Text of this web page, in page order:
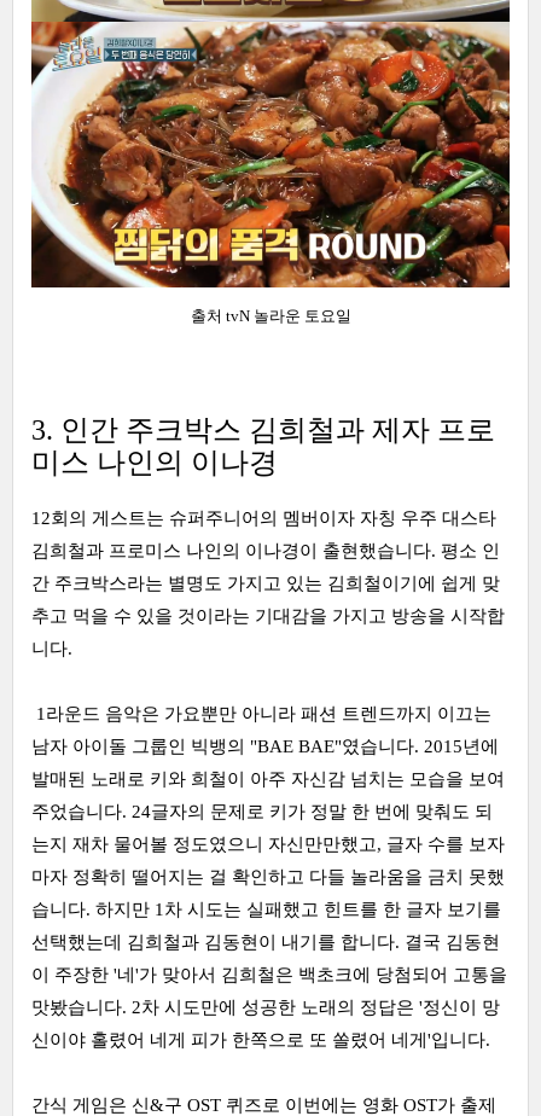
출처 tvN 놀라운 토요일
3. 인간 주크박스 김희철과 제자 프로
미스 나인의 이나경
12회의 게스트는 슈퍼주니어의 멤버이자 자칭 우주 대스타
김희철과 프로미스 나인의 이나경이 출현했습니다. 평소 인
간 주크박스라는 별명도 가지고 있는 김희철이기에 쉽게 맞
추고 먹을 수 있을 것이라는 기대감을 가지고 방송을 시작합
니다.
1라운드 음악은 가요뿐만 아니라 패션 트렌드까지 이끄는
남자 아이돌 그룹인 빅뱅의 "BAE BAE"였습니다. 2015년에
발매된 노래로 키와 희철이 아주 자신감 넘치는 모습을 보여
주었습니다. 24글자의 문제로 키가 정말 한 번에 맞춰도 되
는지 재차 물어볼 정도였으니 자신만만했고, 글자 수를 보자
마자 정확히 떨어지는 걸 확인하고 다들 놀라움을 금치 못했
습니다. 하지만 1차 시도는 실패했고 힌트를 한 글자 보기를
선택했는데 김희철과 김동현이 내기를 합니다. 결국 김동현
이 주장한 '네'가 맞아서 김희철은 백초크에 당첨되어 고통을
맛봤습니다. 2차 시도만에 성공한 노래의 정답은 '정신이 망
신이야 홀렸어 네게 피가 한쪽으로 또 쏠렸어 네게'입니다.
간식 게임은 신&구 OST 퀴즈로 이번에는 영화 OST가 출제